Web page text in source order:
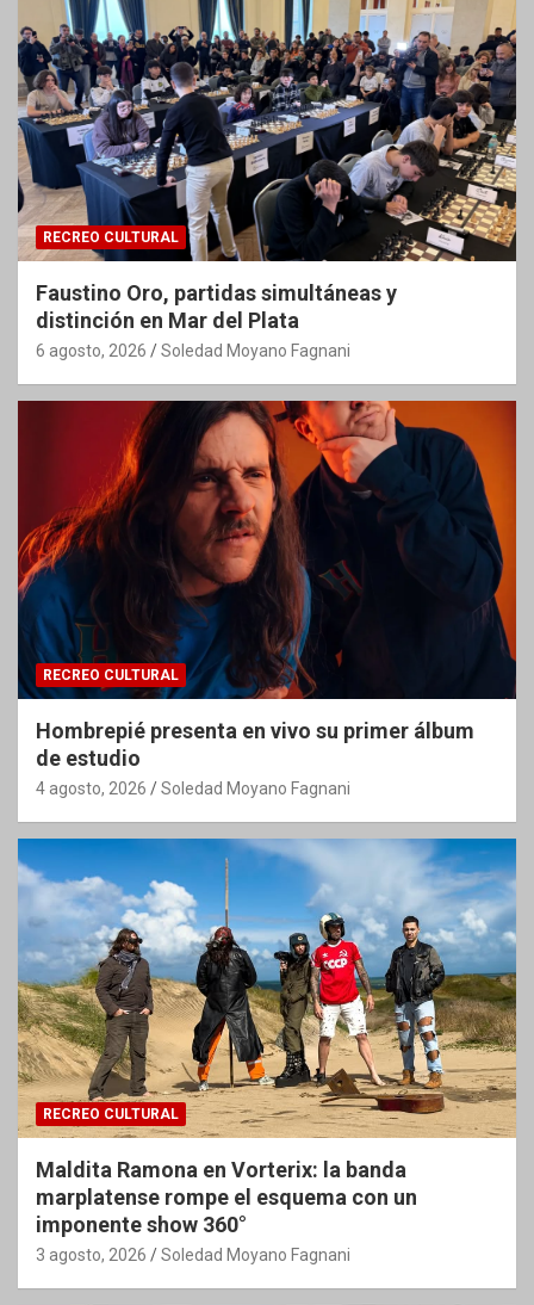
RECREO CULTURAL
Faustino Oro, partidas simultáneas y
distinción en Mar del Plata
6 agosto, 2026 Soledad Moyano Fagnani
RECREO CULTURAL
Hombrepié presenta en vivo su primer álbum
de estudio
4 agosto, 2026 Soledad Moyano Fagnani
RECREO CULTURAL
Maldita Ramona en Vorterix: la banda
marplatense rompe el esquema con un
imponente show 360°
3 agosto, 2026 Soledad Moyano Fagnani